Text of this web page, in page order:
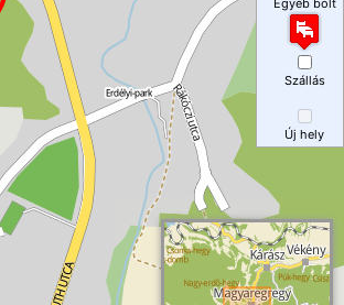
Egyéb bolt
Szállás
Új hely